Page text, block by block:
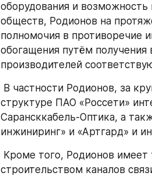
оборудования и
обществ, Родионов на
полномочия в противоречие
обогащения путём
производителей
структуре ПАО «Россети»
Сарансккабель-Оптика, а
инжиниринг» и «Артгард» и
строительством каналов